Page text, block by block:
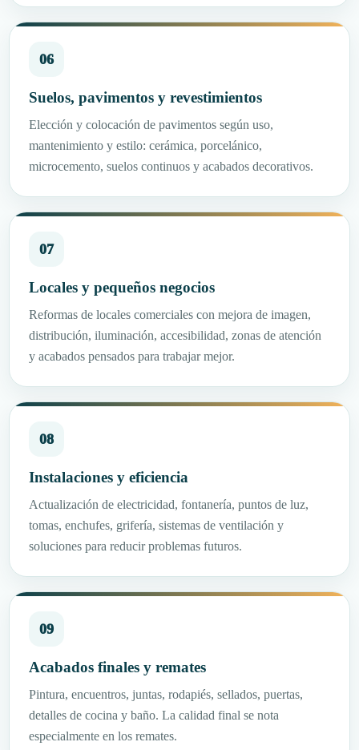
06
Suelos, pavimentos y revestimientos
Elección y colocación de pavimentos según uso,
mantenimiento y estilo: cerámica, porcelánico,
microcemento, suelos continuos y acabados decorativos.
07
Locales y pequeños negocios
Reformas de locales comerciales con mejora de imagen,
distribución, iluminación, accesibilidad, zonas de atención
y acabados pensados para trabajar mejor.
08
Instalaciones y eficiencia
Actualización de electricidad, fontanería, puntos de luz,
tomas, enchufes, grifería, sistemas de ventilación y
soluciones para reducir problemas futuros.
09
Acabados finales y remates
Pintura, encuentros, juntas, rodapiés, sellados, puertas,
detalles de cocina y baño. La calidad final se nota
especialmente en los remates.